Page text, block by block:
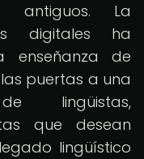
antiguos. La
digitales ha
de
puertas a una
lingüistas,
que desean
lingüístico